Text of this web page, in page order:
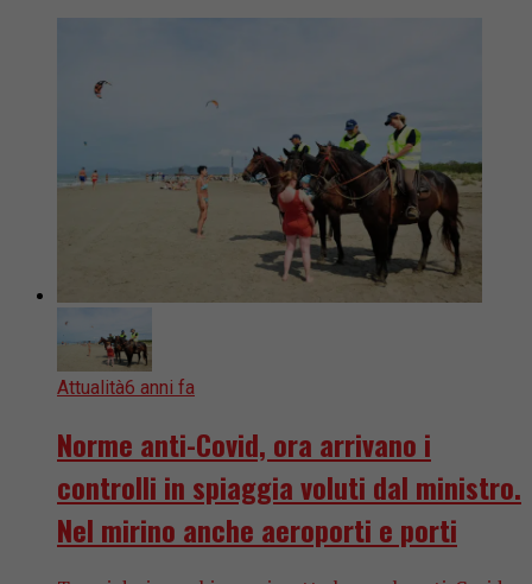
Attualità6 anni fa
Norme anti-Covid, ora arrivano i
controlli in spiaggia voluti dal ministro.
Nel mirino anche aeroporti e porti